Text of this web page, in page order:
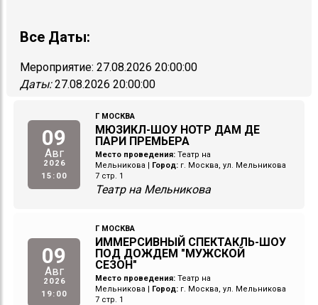
Все Даты:
Мероприятие:27.08.2026 20:00:00
Даты:27.08.2026 20:00:00
09
Авг
2026
15:00
Г МОСКВА
МЮЗИКЛ-ШОУ НОТР ДАМ ДЕ
ПАРИ ПРЕМЬЕРА
Место проведения: Театр на
Мельникова | Город: г. Москва, ул. Мельникова
7 стр. 1
Театр на Мельникова
09
Авг
2026
19:00
Г МОСКВА
ИММЕРСИВНЫЙ СПЕКТАКЛЬ-ШОУ
ПОД ДОЖДЕМ "МУЖСКОЙ
СЕЗОН"
Место проведения: Театр на
Мельникова | Город: г. Москва, ул. Мельникова
7 стр. 1